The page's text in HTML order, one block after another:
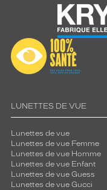
LUNETTES DE VUE
Lunettes de vue
Lunettes de vue Femme
Lunettes de vue Homme
Lunettes de vue Enfant
Lunettes de vue Guess
Lunettes de vue Gucci